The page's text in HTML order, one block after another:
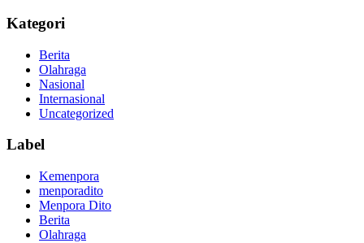
Kategori
Berita
Olahraga
Nasional
Internasional
Uncategorized
Label
Kemenpora
menporadito
Menpora Dito
Berita
Olahraga